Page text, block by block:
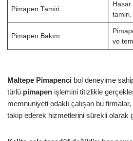
Pimapen Tamiri
tamiri.
Pimapen Bakım
ve
Maltepe Pimapenci bol deneyime
türlü pimapen işlemini titizlikle
memnuniyeti odaklı çalışan bu
takip ederek hizmetlerini sürekli olarak